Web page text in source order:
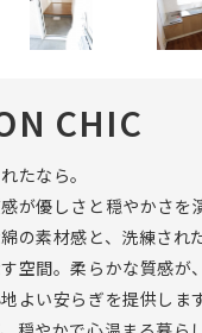
CHIC
たなら。
が優しさと穏やかさを
の素材感と、洗練され
空間。柔らかな質感が
よい安らぎを提供しま